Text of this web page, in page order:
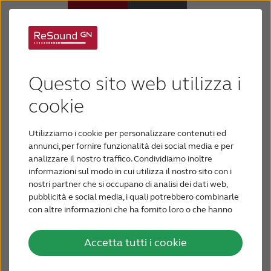
Questo sito web utilizza i
cookie
Utilizziamo i cookie per personalizzare contenuti ed
annunci, per fornire funzionalità dei social media e per
analizzare il nostro traffico. Condividiamo inoltre
informazioni sul modo in cui utilizza il nostro sito con i
nostri partner che si occupano di analisi dei dati web,
pubblicità e social media, i quali potrebbero combinarle
con altre informazioni che ha fornito loro o che hanno
In ottemperanza alle Nuove Linee Guida della
Accetta tutti i cookie
Ipoacusia
Supporto e assistenza
Perché ReSound
PER GLI AUDIOPROTESISTI
BLOG
Supporto per
ReSound Multi Mic
apparecchi acustici wireless ReSound e amplia la
portata operativa fino a 25 metri con una vista